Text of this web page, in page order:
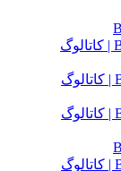
مینی لودر بابکت Bobcat T320 | کاتالوگ
مینی لودر بابکت Bobcat S185 | کاتالوگ
مینی لودر بابکت Bobcat S130 | کاتالوگ
مینی لودر بابکت Bobcat S300 | کاتالوگ